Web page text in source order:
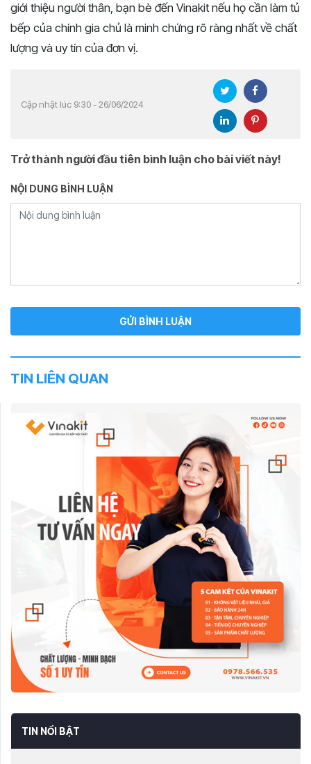
giới thiệu người thân, bạn bè đến Vinakit nếu họ cần làm tủ
bếp của chính gia chủ là minh chứng rõ ràng nhất về chất
lượng và uy tín của đơn vị.
Cập nhật lúc 9:30 - 26/06/2024
Trở thành người đầu tiên bình luận cho bài viết này!
NỘI DUNG BÌNH LUẬN
TIN LIÊN QUAN
TIN NỔI BẬT